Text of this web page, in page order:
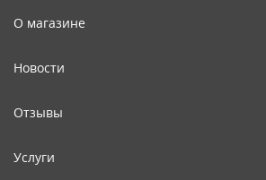
О магазине
Новости
Отзывы
Услуги